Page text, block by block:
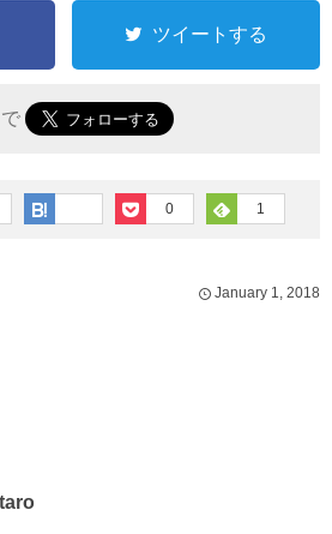
ツイートする
0 1
January 1, 2018